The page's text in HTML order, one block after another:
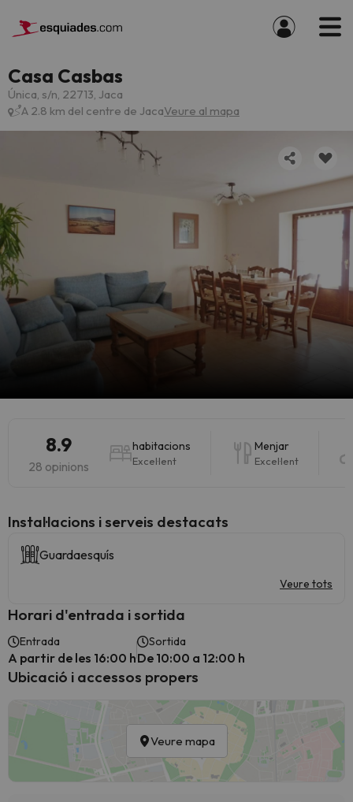
Casa Casbas
Única, s/n, 22713, Jaca
A 2.8 km del centre de JacaVeure al mapa
8.9
28 opinions
habitacions
Excel·lent
Menjar
Excel·lent
Instal·lacions i serveis destacats
Guardaesquís
Veure tots
Horari d'entrada i sortida
Entrada
A partir de les 16:00 h
Sortida
De 10:00 a 12:00 h
Ubicació i accessos propers
Veure mapa